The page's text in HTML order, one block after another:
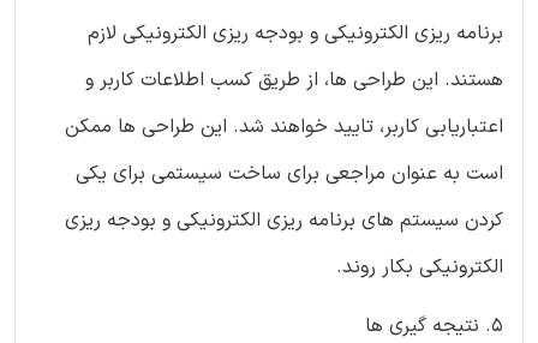
برنامه ریزی الکترونیکی و بودجه ریزی الکترونیکی لازم
هستند. این طراحی ها، از طریق کسب اطلاعات کاربر و
اعتباریابی کاربر، تایید خواهند شد. این طراحی ها ممکن
است به عنوان مراجعی برای ساخت سیستمی برای یکی
کردن سیستم های برنامه ریزی الکترونیکی و بودجه ریزی
الکترونیکی بکار روند.
5. نتیجه گیری ها